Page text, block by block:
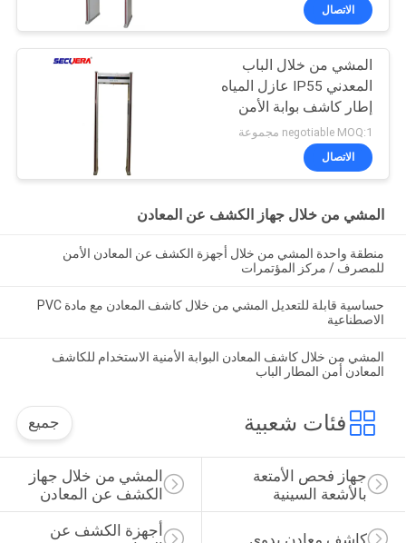
الاتصال
المشي من خلال الباب
المعدني IP55 عازل المياه
إطار كاشف بوابة الأمن
negotiable MOQ:1 مجموعة
الاتصال
المشي من خلال جهاز الكشف عن المعادن
منطقة واحدة المشي من خلال أجهزة الكشف عن المعادن الأمن
للمصرف / مركز المؤتمرات
حساسية قابلة للتعديل المشي من خلال كاشف المعادن مع مادة PVC
الاصطناعية
المشي من خلال كاشف المعادن البوابة الأمنية الاستخدام للكاشف
المعادن أمن المطار الباب
فئات شعبية جميع
المشي من خلال جهاز
الكشف عن المعادن
جهاز فحص الأمتعة
بالأشعة السينية
أجهزة الكشف عن